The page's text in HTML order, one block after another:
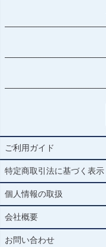
ご利用ガイド
特定商取引法に基づく表示
個人情報の取扱
会社概要
お問い合わせ